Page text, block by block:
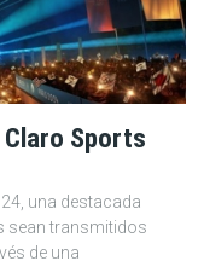
Sports
una destacada
sean transmitidos
de una